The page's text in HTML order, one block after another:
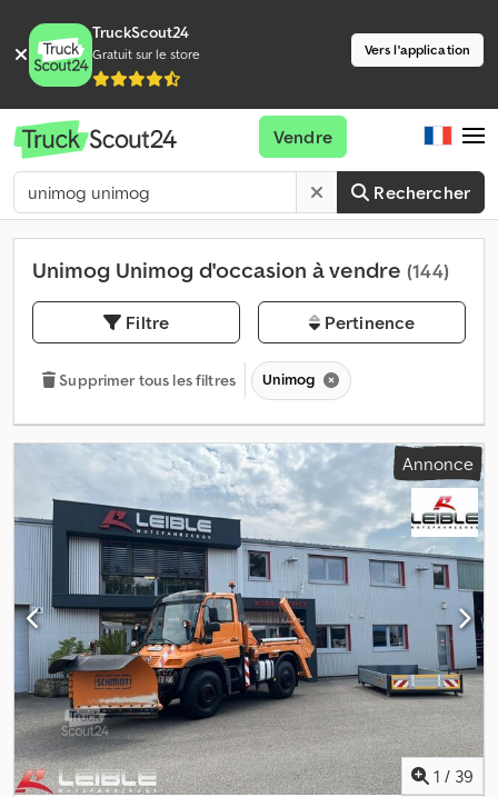
TruckScout24
Gratuit sur le store Vers l'application
Rechercher
Vendre
Unimog Unimog d'occasion à vendre (144)
Filtre Pertinence
Supprimer tous les filtres Unimog
Annonce
1 / 39